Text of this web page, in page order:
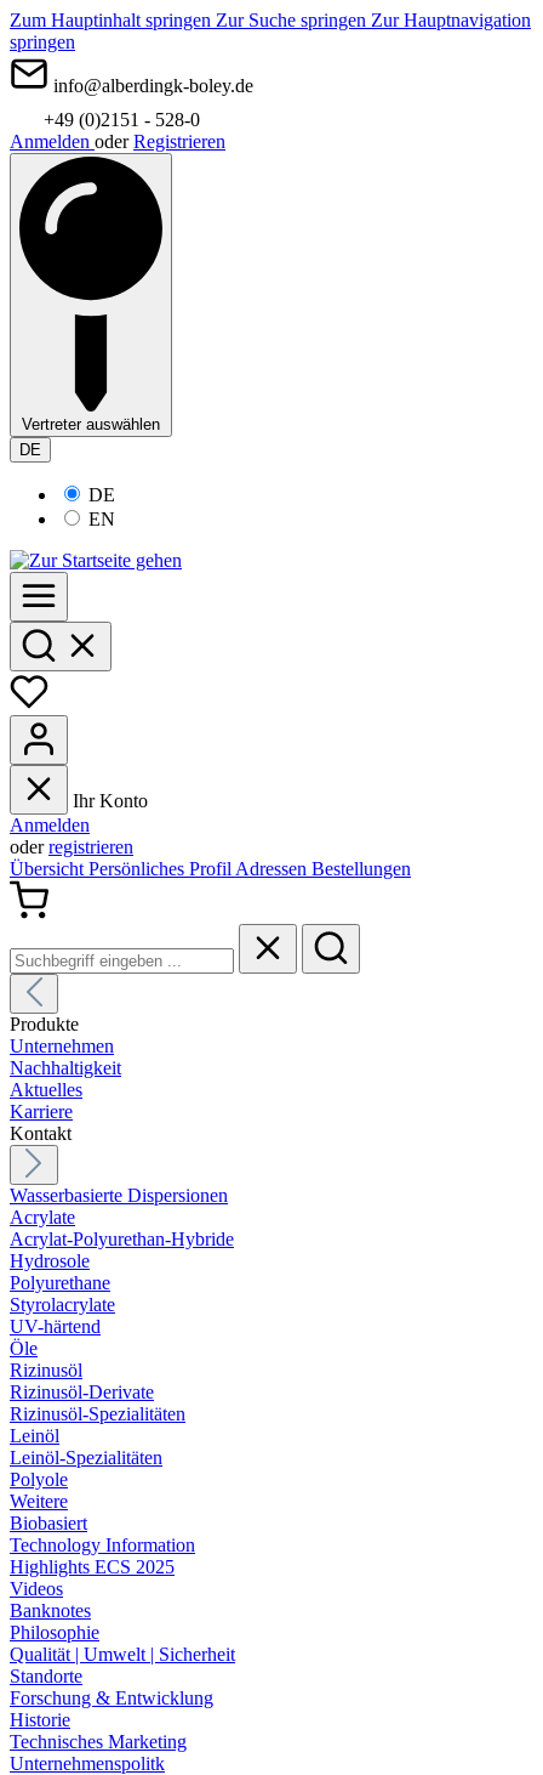
Zum Hauptinhalt springen Zur Suche springen Zur Hauptnavigation
springen
info@alberdingk-boley.de
+49 (0)2151 - 528-0
Anmelden oder Registrieren
Vertreter auswählen
DE
DE
EN
Ihr Konto
Anmelden
oderregistrieren
Übersicht Persönliches Profil Adressen Bestellungen
Produkte
Unternehmen
Nachhaltigkeit
Aktuelles
Karriere
Kontakt
Wasserbasierte Dispersionen
Acrylate
Acrylat-Polyurethan-Hybride
Hydrosole
Polyurethane
Styrolacrylate
UV-härtend
Öle
Rizinusöl
Rizinusöl-Derivate
Rizinusöl-Spezialitäten
Leinöl
Leinöl-Spezialitäten
Polyole
Weitere
Biobasiert
Technology Information
Highlights ECS 2025
Videos
Banknotes
Philosophie
Qualität | Umwelt | Sicherheit
Standorte
Forschung & Entwicklung
Historie
Technisches Marketing
Unternehmenspolitk